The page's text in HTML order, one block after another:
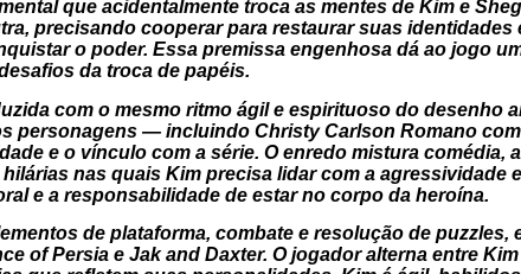
que acidentalmente troca as mentes de Kim e
precisando cooperar para restaurar suas
o poder. Essa premissa engenhosa dá ao jogo
da troca de papéis.
com o mesmo ritmo ágil e espirituoso do desenho
personagens — incluindo Christy Carlson Romano
e o vínculo com a série. O enredo mistura comédia,
nas quais Kim precisa lidar com a agressividade
e a responsabilidade de estar no corpo da heroína.
de plataforma, combate e resolução de
of Persiae Jak and Daxter. O jogador alterna entre